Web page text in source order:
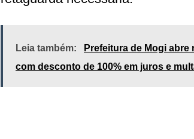
Leia também:
Prefeitura de Mogi
com desconto de 100% em juros e